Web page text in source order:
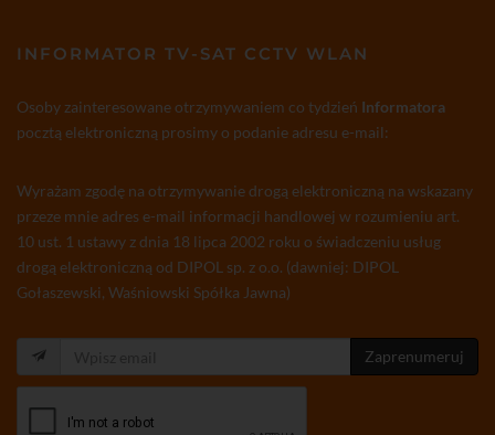
INFORMATOR TV-SAT CCTV WLAN
Osoby zainteresowane otrzymywaniem co tydzień Informatora
pocztą elektroniczną prosimy o podanie adresu e-mail:
Wyrażam zgodę na otrzymywanie drogą elektroniczną na wskazany
przeze mnie adres e-mail informacji handlowej w rozumieniu art.
10 ust. 1 ustawy z dnia 18 lipca 2002 roku o świadczeniu usług
drogą elektroniczną od DIPOL sp. z o.o. (dawniej: DIPOL
Gołaszewski, Waśniowski Spółka Jawna)
Zaprenumeruj